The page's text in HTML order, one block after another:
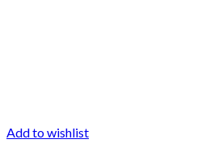
Add to wishlist